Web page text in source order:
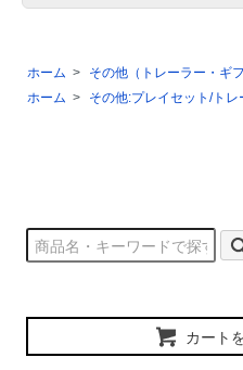
ホーム >
その他（トレーラー・ギ
ホーム > その他:プレイセット/トレ
カート